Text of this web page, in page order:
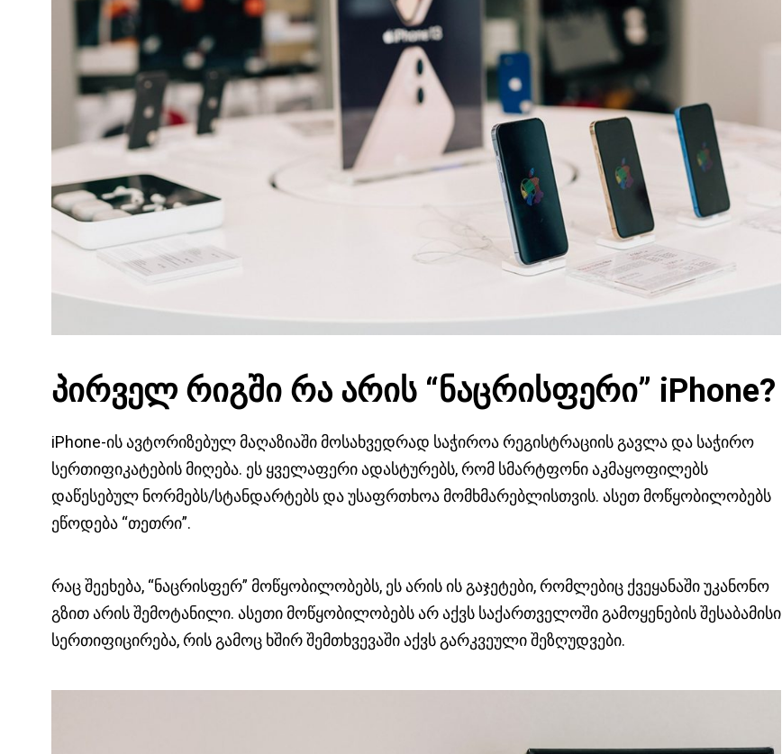
პირველ რიგში რა არის “ნაცრისფერი” iPhone?
iPhone-ის ავტორიზებულ მაღაზიაში მოსახვედრად საჭიროა რეგისტრაციის გავლა და საჭირო
სერთიფიკატების მიღება. ეს ყველაფერი ადასტურებს, რომ სმარტფონი აკმაყოფილებს
დაწესებულ ნორმებს/სტანდარტებს და უსაფრთხოა მომხმარებლისთვის. ასეთ მოწყობილობებს
ეწოდება “თეთრი”.
რაც შეეხება, “ნაცრისფერ” მოწყობილობებს, ეს არის ის გაჯეტები, რომლებიც ქვეყანაში უკანონო
გზით არის შემოტანილი. ასეთი მოწყობილობებს არ აქვს საქართველოში გამოყენების შესაბამისი
სერთიფიცირება, რის გამოც ხშირ შემთხვევაში აქვს გარკვეული შეზღუდვები.